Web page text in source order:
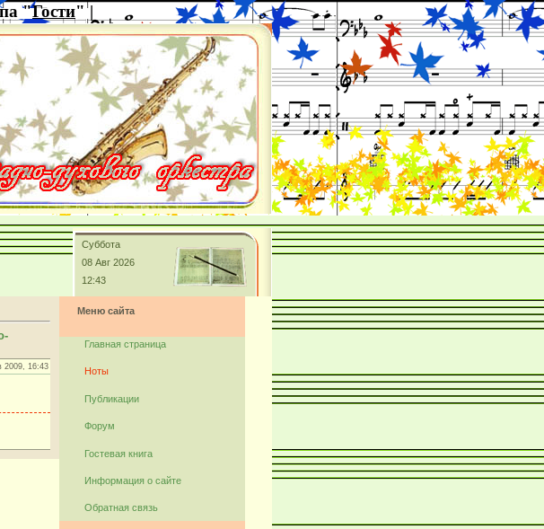
"Гости" |
Суббота
08 Авг 2026
12:43
2009, 16:43
Меню сайта
Главная страница
Ноты
Публикации
Форум
Гостевая книга
Информация о сайте
Обратная связь